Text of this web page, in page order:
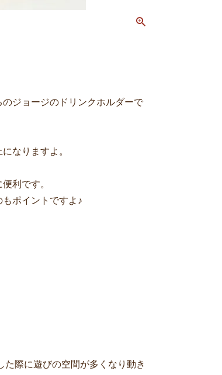
ジョージのドリンクホルダーで
なりますよ。
利です。
ポイントですよ♪
際に遊びの空間が多くなり動き